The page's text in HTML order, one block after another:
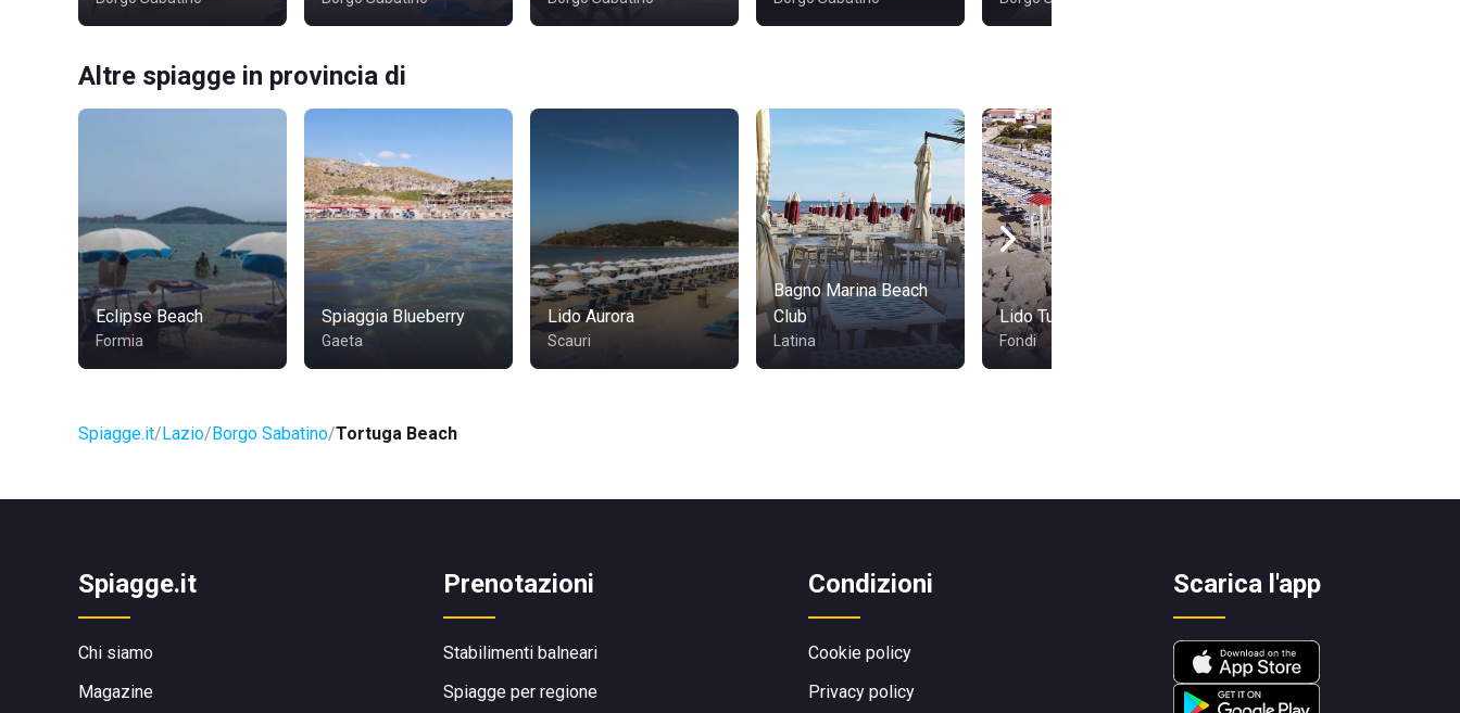
Altre spiagge in provincia di
Eclipse Beach
Formia
Spiaggia Blueberry
Gaeta
Lido Aurora
Scauri
Bagno Marina Beach
Club
Latina
Lido Tucano
Fondi
Spiagge.it Lazio Borgo Sabatino Tortuga Beach
Spiagge.it
Chi siamo
Magazine
Prenotazioni
Stabilimenti balneari
Spiagge per regione
Condizioni
Cookie policy
Privacy policy
Scarica l'app